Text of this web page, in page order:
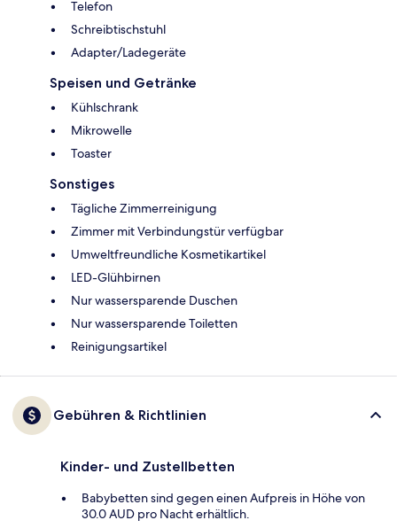
Telefon
Schreibtischstuhl
Adapter/Ladegeräte
Speisen und Getränke
Kühlschrank
Mikrowelle
Toaster
Sonstiges
Tägliche Zimmerreinigung
Zimmer mit Verbindungstür verfügbar
Umweltfreundliche Kosmetikartikel
LED-Glühbirnen
Nur wassersparende Duschen
Nur wassersparende Toiletten
Reinigungsartikel
Gebühren & Richtlinien
Kinder- und Zustellbetten
Babybetten sind gegen einen Aufpreis in Höhe von
30.0 AUD pro Nacht erhältlich.